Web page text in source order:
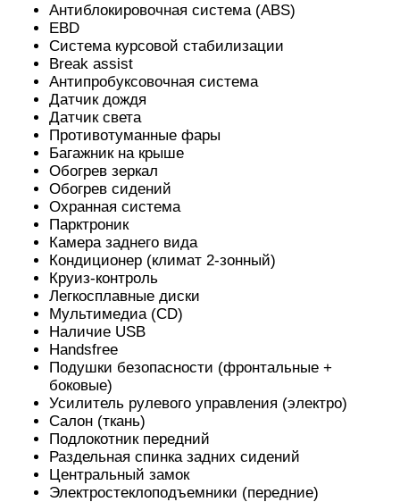
Антиблокировочная система (ABS)
EBD
Система курсовой стабилизации
Break assist
Антипробуксовочная система
Датчик дождя
Датчик света
Противотуманные фары
Багажник на крыше
Обогрев зеркал
Обогрев сидений
Охранная система
Парктроник
Камера заднего вида
Кондиционер (климат 2-зонный)
Круиз-контроль
Легкосплавные диски
Мультимедиа (CD)
Наличие USB
Handsfree
Подушки безопасности (фронтальные +
боковые)
Усилитель рулевого управления (электро)
Салон (ткань)
Подлокотник передний
Раздельная спинка задних сидений
Центральный замок
Электростеклоподъемники (передние)